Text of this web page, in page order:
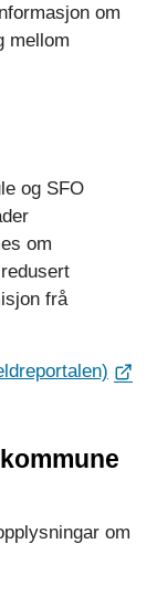
om
mellom
og SFO
om
frå
om